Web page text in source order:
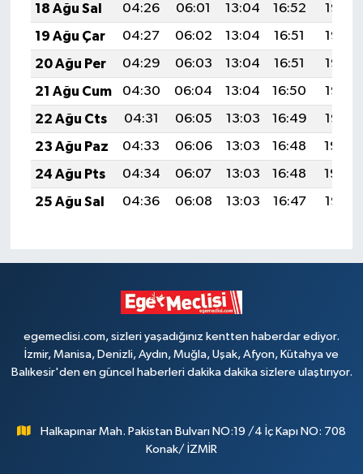
18 Ağu Sal
04:26 06:01 13:04 16:52
19:58
19 Ağu Çar
04:27 06:02 13:04 16:51
19:56
20 Ağu Per
04:29 06:03 13:04 16:51
19:55
21 Ağu Cum
04:30 06:04 13:04 16:50
19:53
22 Ağu Cts
04:31 06:05 13:03 16:49
19:52
23 Ağu Paz
04:33 06:06 13:03 16:48
19:50
24 Ağu Pts
04:34 06:07 13:03 16:48
19:49
25 Ağu Sal
04:36 06:08 13:03 16:47 19:47
egemeclisi.com, sizleri yaşadığınız kentten haberdar ediyor.
İzmir, Manisa, Denizli, Aydın, Muğla, Uşak, Afyon, Kütahya ve
Balıkesir'den en güncel haberleri dakika dakika sizlere ulaştırıyor.
Halkapınar Mah. Pakistan Bulvarı NO:19 /4 İç Kapı NO: 708
Konak/ İZMİR